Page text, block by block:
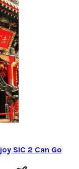
SIC 2 Can Go